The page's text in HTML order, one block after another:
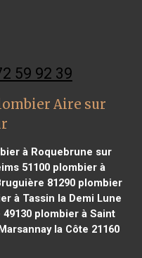
59 92 39
Aire sur
à Roquebrune sur
51100 plombier à
81290plombier
à Tassin la Demi Lune
plombier à Saint
la Côte 21160